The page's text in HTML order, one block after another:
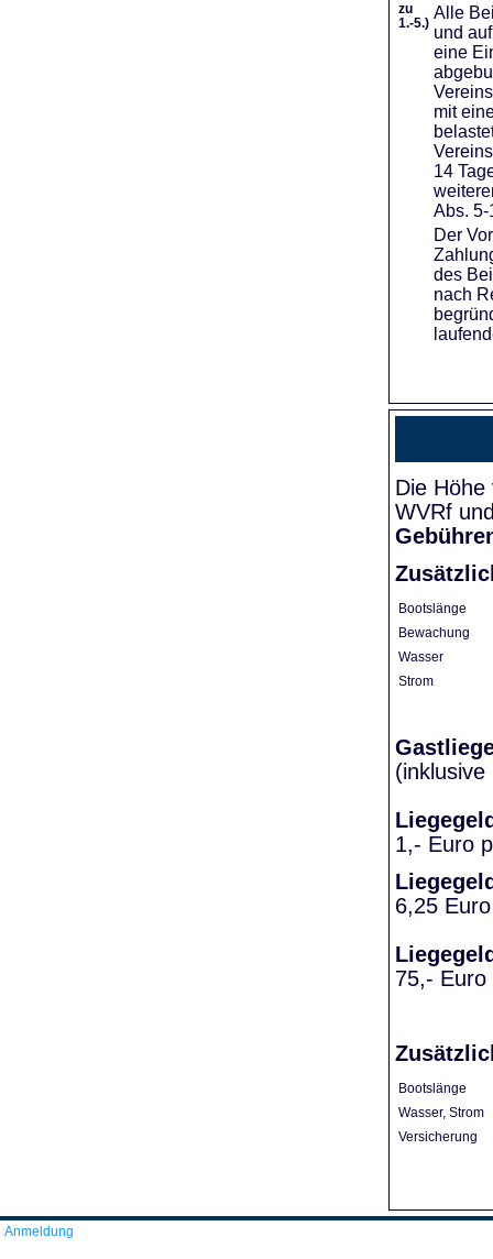
zu
1.-5.)
Alle
und
eine
mit
14
Abs.
Der
des
nach
Die
WVRf
Bootslänge
Bewachung
Wasser
Strom
1,- Euro
6,25
75,- Euro
Bootslänge
Wasser, Strom
Versicherung
Anmeldung